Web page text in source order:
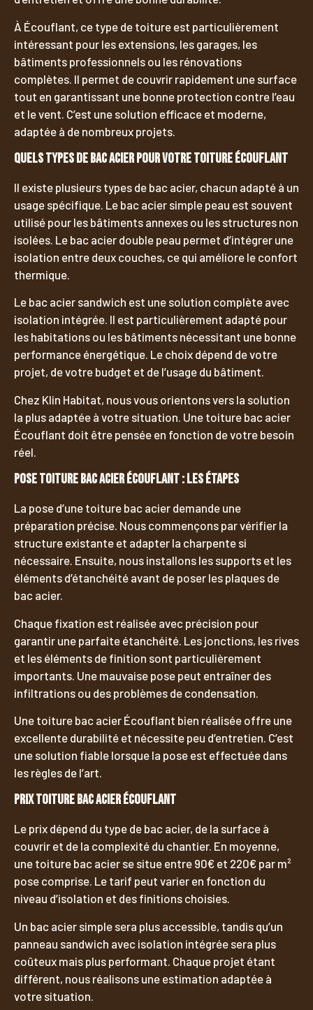
À Écouflant, ce type de toiture est particulièrement
intéressant pour les extensions, les garages, les
bâtiments professionnels ou les rénovations
complètes. Il permet de couvrir rapidement une surface
tout en garantissant une bonne protection contre l’eau
et le vent. C’est une solution efficace et moderne,
adaptée à de nombreux projets.
Quels types de bac acier pour votre toiture Écouflant
Il existe plusieurs types de bac acier, chacun adapté à un
usage spécifique. Le bac acier simple peau est souvent
utilisé pour les bâtiments annexes ou les structures non
isolées. Le bac acier double peau permet d’intégrer une
isolation entre deux couches, ce qui améliore le confort
thermique.
Le bac acier sandwich est une solution complète avec
isolation intégrée. Il est particulièrement adapté pour
les habitations ou les bâtiments nécessitant une bonne
performance énergétique. Le choix dépend de votre
projet, de votre budget et de l’usage du bâtiment.
Chez Klin Habitat, nous vous orientons vers la solution
la plus adaptée à votre situation. Une toiture bac acier
Écouflant doit être pensée en fonction de votre besoin
réel.
Pose toiture bac acier Écouflant : les étapes
La pose d’une toiture bac acier demande une
préparation précise. Nous commençons par vérifier la
structure existante et adapter la charpente si
nécessaire. Ensuite, nous installons les supports et les
éléments d’étanchéité avant de poser les plaques de
bac acier.
Chaque fixation est réalisée avec précision pour
garantir une parfaite étanchéité. Les jonctions, les rives
et les éléments de finition sont particulièrement
importants. Une mauvaise pose peut entraîner des
infiltrations ou des problèmes de condensation.
Une toiture bac acier Écouflant bien réalisée offre une
excellente durabilité et nécessite peu d’entretien. C’est
une solution fiable lorsque la pose est effectuée dans
les règles de l’art.
Prix toiture bac acier Écouflant
Le prix dépend du type de bac acier, de la surface à
couvrir et de la complexité du chantier. En moyenne,
une toiture bac acier se situe entre 90€ et 220€ par m²
pose comprise. Le tarif peut varier en fonction du
niveau d’isolation et des finitions choisies.
Un bac acier simple sera plus accessible, tandis qu’un
panneau sandwich avec isolation intégrée sera plus
coûteux mais plus performant. Chaque projet étant
différent, nous réalisons une estimation adaptée à
votre situation.